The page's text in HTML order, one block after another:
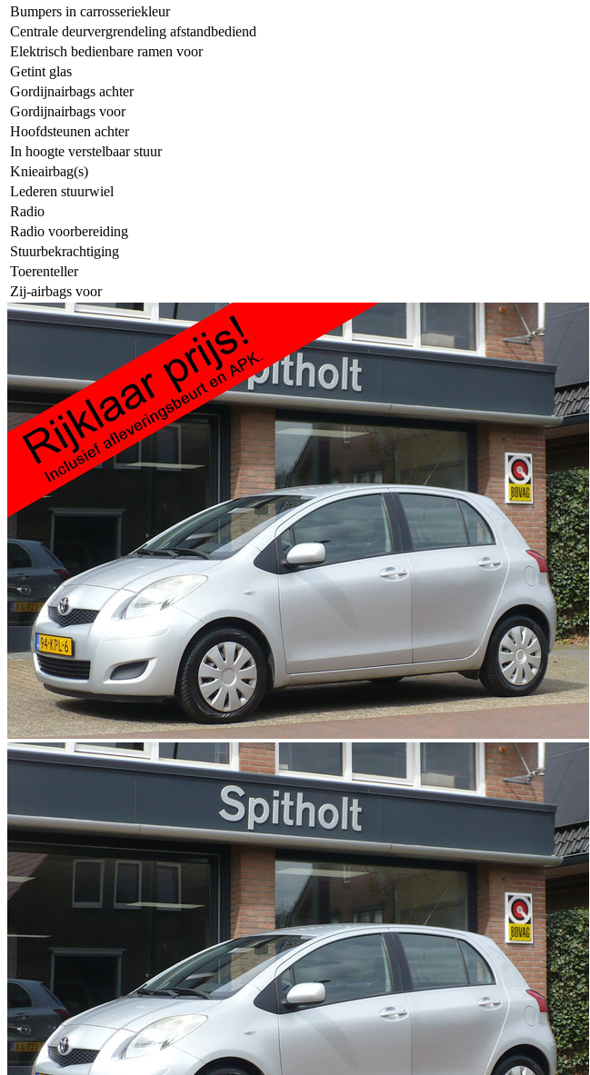
Bumpers in carrosseriekleur
Centrale deurvergrendeling afstandbediend
Elektrisch bedienbare ramen voor
Getint glas
Gordijnairbags achter
Gordijnairbags voor
Hoofdsteunen achter
In hoogte verstelbaar stuur
Knieairbag(s)
Lederen stuurwiel
Radio
Radio voorbereiding
Stuurbekrachtiging
Toerenteller
Zij-airbags voor